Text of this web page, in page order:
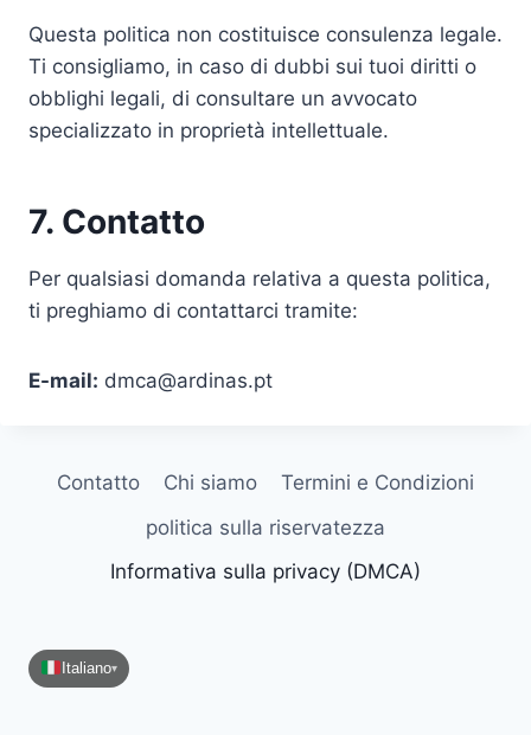
Questa politica non costituisce consulenza legale.
Ti consigliamo, in caso di dubbi sui tuoi diritti o
obblighi legali, di consultare un avvocato
specializzato in proprietà intellettuale.
7. Contatto
Per qualsiasi domanda relativa a questa politica,
ti preghiamo di contattarci tramite:
E-mail: dmca@ardinas.pt
Contatto Chi siamo
Termini e Condizioni
politica sulla riservatezza
Informativa sulla privacy (DMCA)
Italiano▾